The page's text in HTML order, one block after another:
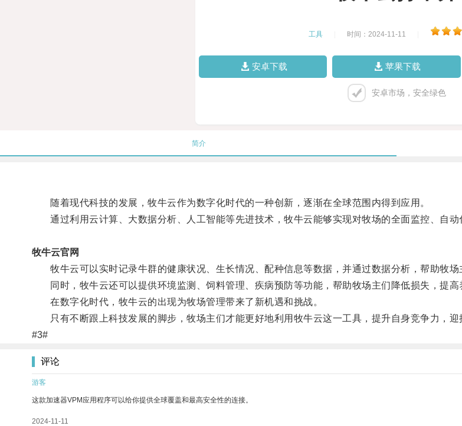
工具 时间：2024-11-11
安卓下载 苹果下载
安卓市场，安全绿色
简介
随着现代科技的发展，牧牛云作为数字化时代的一种创新，逐渐在全球范围内得到应用。
通过利用云计算、大数据分析、人工智能等先进技术，牧牛云能够实现对牧场的全面监控、自动
牧牛云官网
牧牛云可以实时记录牛群的健康状况、生长情况、配种信息等数据，并通过数据分析，帮助牧场
同时，牧牛云还可以提供环境监测、饲料管理、疾病预防等功能，帮助牧场主们降低损失，提高
在数字化时代，牧牛云的出现为牧场管理带来了新机遇和挑战。
只有不断跟上科技发展的脚步，牧场主们才能更好地利用牧牛云这一工具，提升自身竞争力，迎
#3#
评论
游客
这款加速器VPM应用程序可以给你提供全球覆盖和最高安全性的连接。
2024-11-11